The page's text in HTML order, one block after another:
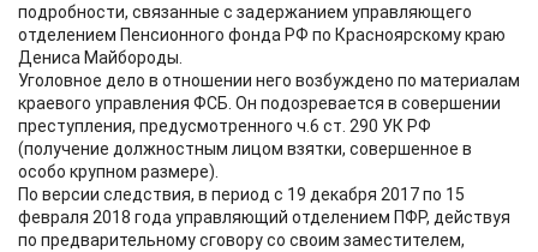
подробности, связанные с задержанием управляющего
отделением Пенсионного фонда РФ по Красноярскому краю
Дениса Майбороды.
Уголовное дело в отношении него возбуждено по материалам
краевого управления ФСБ. Он подозревается в совершении
преступления, предусмотренного ч.6 ст. 290 УК РФ
(получение должностным лицом взятки, совершенное в
особо крупном размере).
По версии следствия, в период с 19 декабря 2017 по 15
февраля 2018 года управляющий отделением ПФР, действуя
по предварительному сговору со своим заместителем,